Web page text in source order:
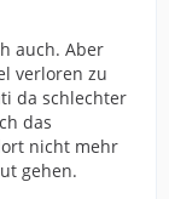
Käme Fischer
anders
Pekeler
Im IB. Das
auch. Aber
verloren zu
da schlechter
das
nicht mehr
gehen.